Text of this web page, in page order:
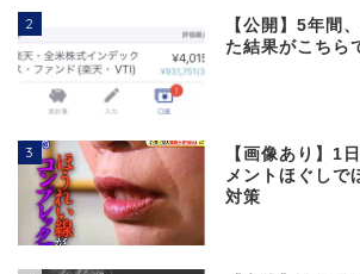
2
【公開】5年間
た結果がこちら
3
【画像あり】1
メントほぐしで
対策